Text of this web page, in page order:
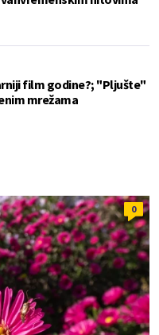
film godine?; "Pljušte"
mrežama
0